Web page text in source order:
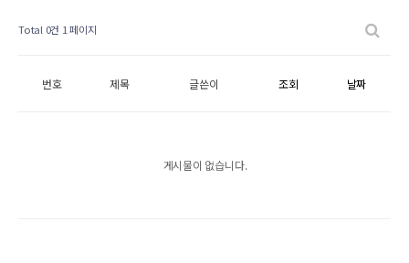
Total 0건 1 페이지
번호 제목 글쓴이 조회 날짜
게시물이 없습니다.